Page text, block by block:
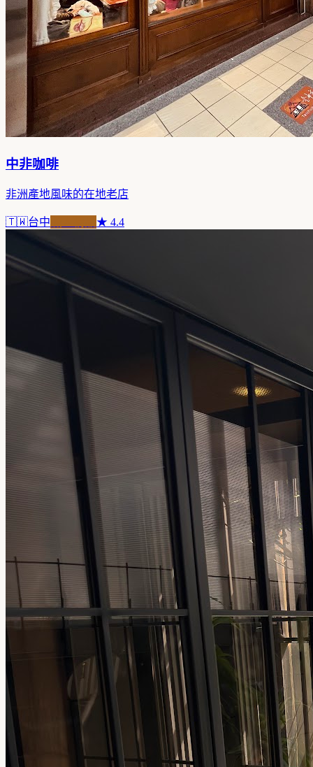
中非咖啡
非洲產地風味的在地老店
🇹🇼台中 ★ 4.4